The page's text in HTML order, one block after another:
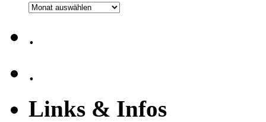
Archiv
.
.
Links & Infos